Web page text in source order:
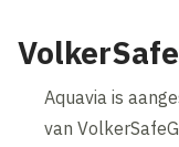
Aquavia is
van